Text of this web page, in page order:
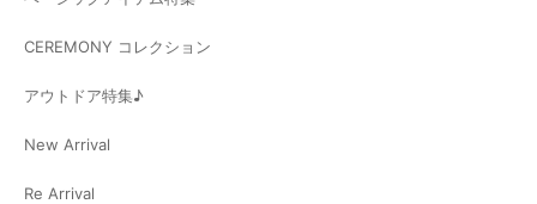
CEREMONY コレクション
アウトドア特集♪
New Arrival
Re Arrival